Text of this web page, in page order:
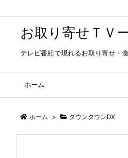
お取り寄せＴＶ
テレビ番組で現れるお取り寄せ・
ホーム
ホーム > ダウンタウンDX